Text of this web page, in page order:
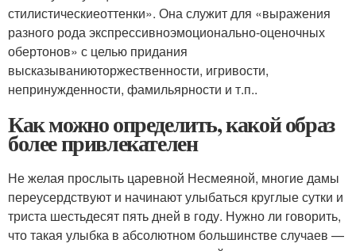
стилистическиеоттенки». Она служит для «выражения
разного рода экспрессивноэмоционально-оценочных
обертонов» с целью придания
высказываниюторжественности, игривости,
непринужденности, фамильярности и т.п..
Как можно определить, какой образ
более привлекателен
Не желая прослыть царевной Несмеяной, многие дамы
переусердствуют и начинают улыбаться круглые сутки и
триста шестьдесят пять дней в году. Нужно ли говорить,
что такая улыбка в абсолютном большинстве случаев —